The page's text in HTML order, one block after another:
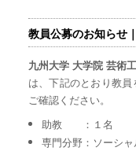
教員公募のお知らせ
九州大学 大学院 芸術
は、下記のとおり教
ご確認ください。
助教 ：１名
専門分野：ソーシ